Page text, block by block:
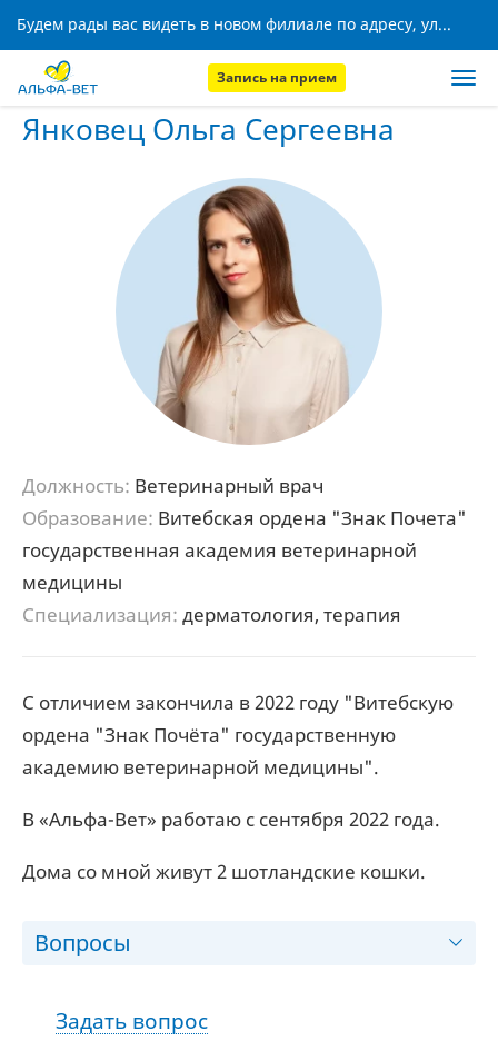
Будем рады вас видеть в новом филиале по адресу, ул. Кижеватова, 8!
Запись на прием
Главная Наши сотрудники Янковец Ольга Сергеевна
Янковец Ольга Сергеевна
Должность: Ветеринарный врач
Образование: Витебская ордена "Знак Почета"
государственная академия ветеринарной
медицины
Специализация: дерматология, терапия
С отличием закончила в 2022 году "Витебскую
ордена "Знак Почёта" государственную
академию ветеринарной медицины".
В «Альфа-Вет» работаю с сентября 2022 года.
Дома со мной живут 2 шотландские кошки.
Вопросы
Задать вопрос